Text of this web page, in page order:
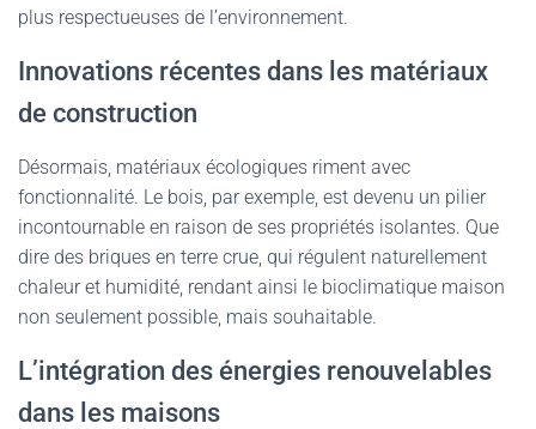
plus respectueuses de l’environnement.
Innovations récentes dans les matériaux
de construction
Désormais, matériaux écologiques riment avec
fonctionnalité. Le bois, par exemple, est devenu un pilier
incontournable en raison de ses propriétés isolantes. Que
dire des briques en terre crue, qui régulent naturellement
chaleur et humidité, rendant ainsi le bioclimatique maison
non seulement possible, mais souhaitable.
L’intégration des énergies renouvelables
dans les maisons